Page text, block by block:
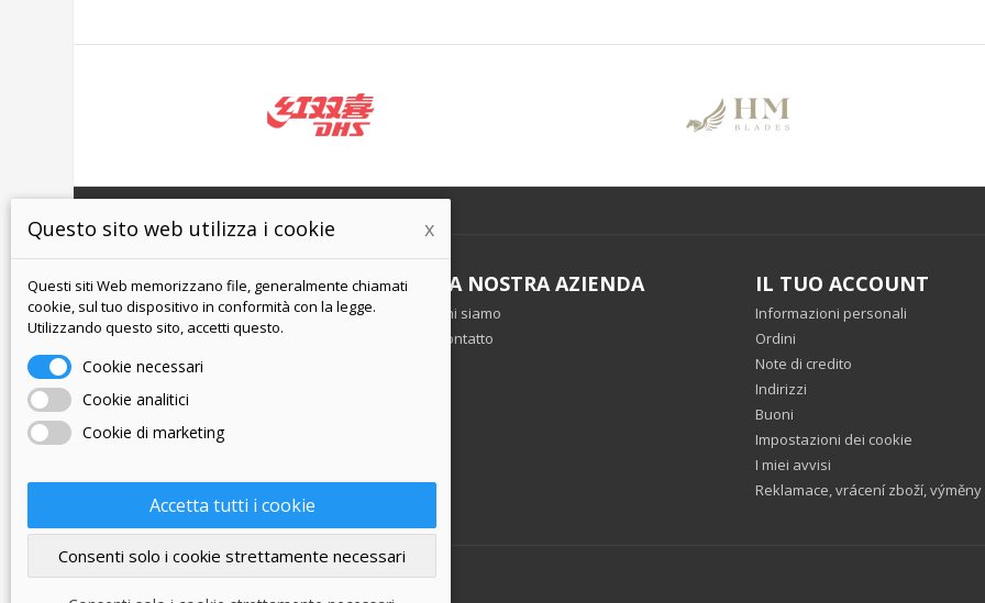
INFORMAZIONI
Termini e Condizioni
politica sulla riservatezza
Spedizione e pagamento
Restituzione della merce
LA NOSTRA AZIENDA
Chi siamo
Contatto
IL TUO ACCOUNT
Informazioni personali
Ordini
Note di credito
Indirizzi
Buoni
Impostazioni dei cookie
I miei avvisi
Reklamace, vrácení zboží, výměny
Questo sito web utilizza i cookie x
Questi siti Web memorizzano file, generalmente chiamati
cookie, sul tuo dispositivo in conformità con la legge.
Utilizzando questo sito, accetti questo.
Cookie necessari
Cookie analitici
Cookie di marketing
Accetta tutti i cookie
Consenti solo i cookie strettamente necessari